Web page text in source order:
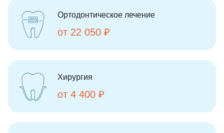
Ортодонтическое лечение
от 22 050 ₽
Хирургия
от 4 400 ₽